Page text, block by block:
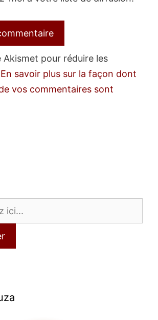
Akismet pour réduire les
En savoir plus sur la façon dont
vos commentaires sont